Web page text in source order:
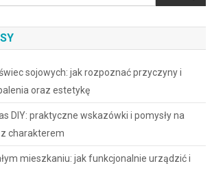
sojowych: jak rozpoznać przyczyny i
oraz estetykę
DIY: praktyczne wskazówki i pomysły na
charakterem
mieszkaniu: jak funkcjonalnie urządzić i